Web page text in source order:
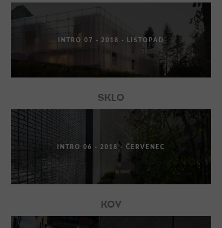
INTRO 07 - 2018 - LISTOPAD
SKLO
INTRO 06 - 2018 - ČERVENEC
KOV